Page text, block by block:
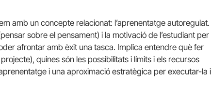
amb un concepte relacionat: l’aprenentatge autoregulat.
sobre el pensament) i la motivació de l’estudiant per
afrontar amb èxit una tasca. Implica entendre què fer
quines són les possibilitats i límits i els recursos
i una aproximació estratègica per executar-la i